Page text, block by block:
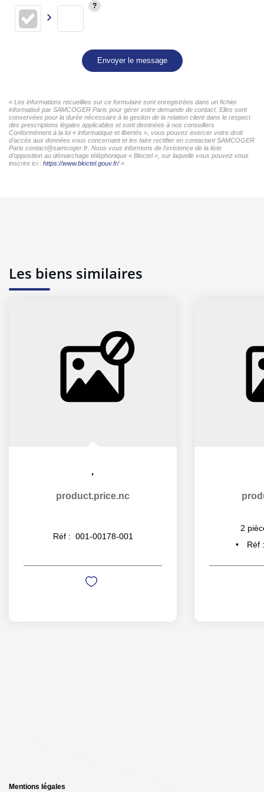
Envoyer le message
« Les informations recueillies sur ce formulaire sont enregistrées dans un fichier
informatisé par SAMCOGER Paris pour gérer votre demande de contact. Elles sont
conservées pour la durée nécessaire à la gestion de la relation client dans le respect
des prescriptions légales applicables et sont destinées à nos conseillers
Conformément à la loi « informatique et libertés », vous pouvez exercer votre droit
d'accès aux données vous concernant et les faire rectifier en contactant SAMCOGER
Paris contact@samcoger.fr. Nous vous informons de l'existence de la liste
d'opposition au démarchage téléphonique « Bloctel », sur laquelle vous pouvez vous
inscrire ici : https://www.bloctel.gouv.fr/»
Les biens similaires
,
product.price.nc
Réf : 001-00178-001
2
Réf
Mentions légales